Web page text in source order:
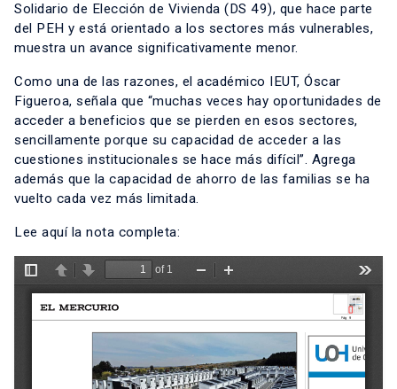
Solidario de Elección de Vivienda (DS 49), que hace parte
del PEH y está orientado a los sectores más vulnerables,
muestra un avance significativamente menor.
Como una de las razones, el académico IEUT, Óscar
Figueroa, señala que “muchas veces hay oportunidades de
acceder a beneficios que se pierden en esos sectores,
sencillamente porque su capacidad de acceder a las
cuestiones institucionales se hace más difícil”. Agrega
además que la capacidad de ahorro de las familias se ha
vuelto cada vez más limitada.
Lee aquí la nota completa: